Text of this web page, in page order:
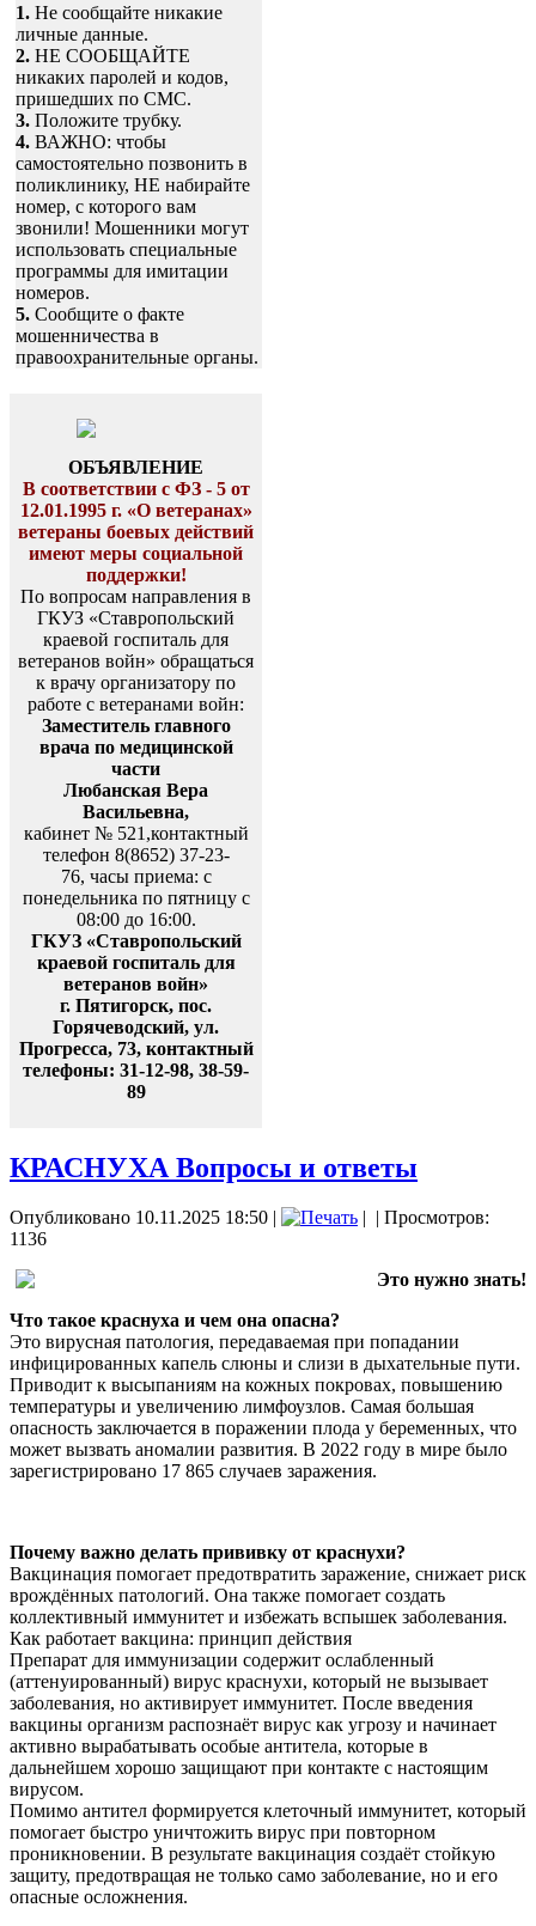
1. Не сообщайте никакие
личные данные.
2. НЕ СООБЩАЙТЕ
никаких паролей и кодов,
пришедших по СМС.
3. Положите трубку.
4. ВАЖНО: чтобы
самостоятельно позвонить в
поликлинику, НЕ набирайте
номер, с которого вам
звонили! Мошенники могут
использовать специальные
программы для имитации
номеров.
5. Сообщите о факте
мошенничества в
правоохранительные органы.
ОБЪЯВЛЕНИЕ
В соответствии с ФЗ - 5 от
12.01.1995 г. «О ветеранах»
ветераны боевых действий
имеют меры социальной
поддержки!
По вопросам направления в
ГКУЗ «Ставропольский
краевой госпиталь для
ветеранов войн» обращаться
к врачу организатору по
работе с ветеранами войн:
Заместитель главного
врача по медицинской
части
Любанская Вера
Васильевна,
кабинет № 521,контактный
телефон 8(8652) 37-23-
76, часы приема: с
понедельника по пятницу с
08:00 до 16:00.
ГКУЗ «Ставропольский
краевой госпиталь для
ветеранов войн»
г. Пятигорск, пос.
Горячеводский, ул.
Прогресса, 73, контактный
телефоны: 31-12-98, 38-59-
89
КРАСНУХА Вопросы и ответы
Опубликовано 10.11.2025 18:50 | | | Просмотров:
1136
Это нужно знать!
Что такое краснуха и чем она опасна?
Это вирусная патология, передаваемая при попадании
инфицированных капель слюны и слизи в дыхательные пути.
Приводит к высыпаниям на кожных покровах, повышению
температуры и увеличению лимфоузлов. Самая большая
опасность заключается в поражении плода у беременных, что
может вызвать аномалии развития. В 2022 году в мире было
зарегистрировано 17 865 случаев заражения.
Почему важно делать прививку от краснухи?
Вакцинация помогает предотвратить заражение, снижает риск
врождённых патологий. Она также помогает создать
коллективный иммунитет и избежать вспышек заболевания.
Как работает вакцина: принцип действия
Препарат для иммунизации содержит ослабленный
(аттенуированный) вирус краснухи, который не вызывает
заболевания, но активирует иммунитет. После введения
вакцины организм распознаёт вирус как угрозу и начинает
активно вырабатывать особые антитела, которые в
дальнейшем хорошо защищают при контакте с настоящим
вирусом.
Помимо антител формируется клеточный иммунитет, который
помогает быстро уничтожить вирус при повторном
проникновении. В результате вакцинация создаёт стойкую
защиту, предотвращая не только само заболевание, но и его
опасные осложнения.